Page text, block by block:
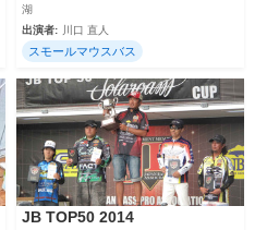
湖
出演者:
川口 直人
スモールマウスバス
JB TOP50 2014